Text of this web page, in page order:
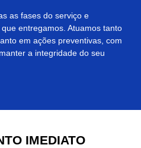
as fases do serviço e
entregamos. Atuamos tanto
em ações preventivas, com
a integridade do seu
IMEDIATO